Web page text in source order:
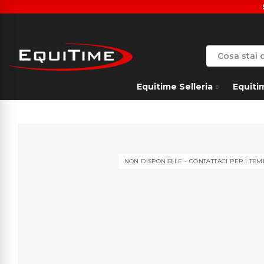
Equitime Selleria
NON DISPONIBILE - CONTATTACI PER I